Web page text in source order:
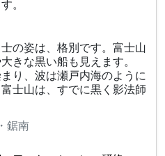
。
の姿は、格別です。富士山
きな黒い船も見えます。
り、波は瀬戸内海のように
士山は、すでに黒く影法師
鋸南